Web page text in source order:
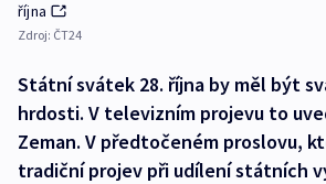
října
Zdroj: ČT24
Státní svátek 28. října by měl být
hrdosti. V televizním projevu to
Zeman. V předtočeném proslovu,
tradiční projev při udílení státních